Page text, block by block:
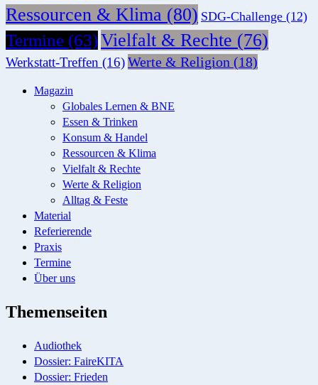
Ressourcen & Klima (80) SDG-Challenge (12)
Termine (63)Vielfalt & Rechte (76)
Werkstatt-Treffen (16)Werte & Religion (18)
Magazin
Globales Lernen & BNE
Essen & Trinken
Konsum & Handel
Ressourcen & Klima
Vielfalt & Rechte
Werte & Religion
Alltag & Feste
Material
Referierende
Praxis
Termine
Über uns
Themenseiten
Audiothek
Dossier: FaireKITA
Dossier: Frieden